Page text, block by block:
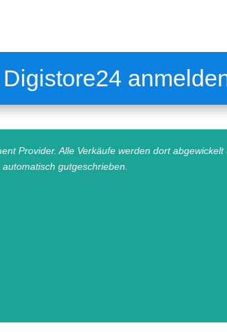
Provider. Alle Verkäufe werden dort abgewickelt
gutgeschrieben.